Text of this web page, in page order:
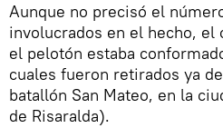
Aunque no precisó el
involucrados en el hecho, el
el pelotón estaba
cuales fueron retirados ya
batallón San Mateo, en la
de Risaralda).